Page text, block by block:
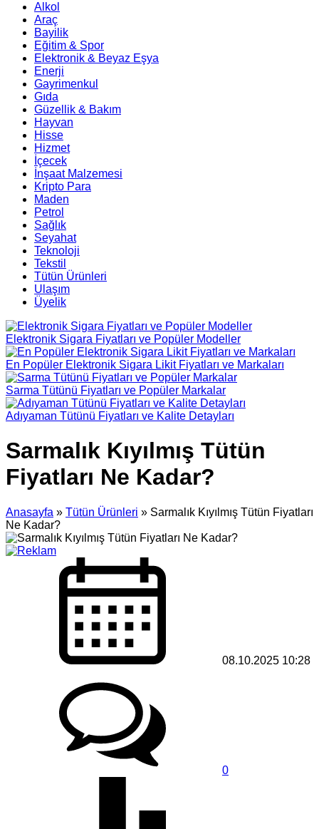
Alkol
Araç
Bayilik
Eğitim & Spor
Elektronik & Beyaz Eşya
Enerji
Gayrimenkul
Gıda
Güzellik & Bakım
Hayvan
Hisse
Hizmet
İçecek
İnşaat Malzemesi
Kripto Para
Maden
Petrol
Sağlık
Seyahat
Teknoloji
Tekstil
Tütün Ürünleri
Ulaşım
Üyelik
Elektronik Sigara Fiyatları ve Popüler Modeller
En Popüler Elektronik Sigara Likit Fiyatları ve Markaları
Sarma Tütünü Fiyatları ve Popüler Markalar
Adıyaman Tütünü Fiyatları ve Kalite Detayları
Sarmalık Kıyılmış Tütün
Fiyatları Ne Kadar?
Anasayfa » Tütün Ürünleri » Sarmalık Kıyılmış Tütün Fiyatları
Ne Kadar?
08.10.2025 10:28
0